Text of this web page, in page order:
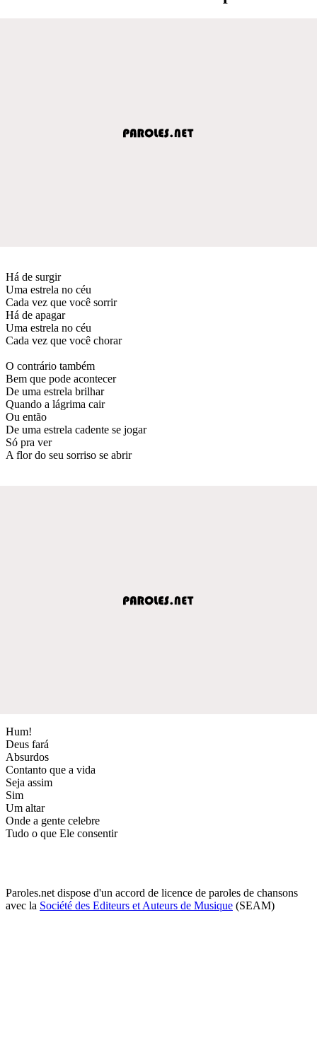
Há de surgir
Uma estrela no céu
Cada vez que você sorrir
Há de apagar
Uma estrela no céu
Cada vez que você chorar
O contrário também
Bem que pode acontecer
De uma estrela brilhar
Quando a lágrima cair
Ou então
De uma estrela cadente se jogar
Só pra ver
A flor do seu sorriso se abrir
Hum!
Deus fará
Absurdos
Contanto que a vida
Seja assim
Sim
Um altar
Onde a gente celebre
Tudo o que Ele consentir
Paroles.net dispose d'un accord de licence de paroles de chansons
avec la Société des Editeurs et Auteurs de Musique (SEAM)